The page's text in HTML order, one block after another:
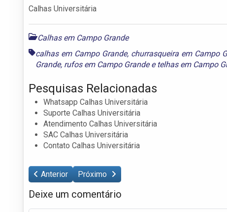
Calhas Universitária
Calhas em Campo Grande
calhas em Campo Grande, churrasqueira em Campo
Grande, rufos em Campo Grandee telhas em Campo
Pesquisas Relacionadas
Whatsapp Calhas Universitária
Suporte Calhas Universitária
Atendimento Calhas Universitária
SAC Calhas Universitária
Contato Calhas Universitária
Anterior Próximo
Deixe um comentário